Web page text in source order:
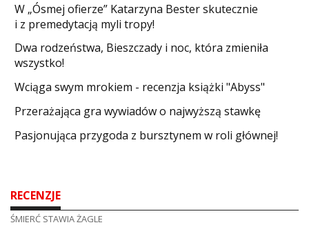
W „Ósmej ofierze” Katarzyna Bester skutecznie
i z premedytacją myli tropy!
Dwa rodzeństwa, Bieszczady i noc, która zmieniła
wszystko!
Wciąga swym mrokiem - recenzja książki "Abyss"
​Przerażająca gra wywiadów o najwyższą stawkę
Pasjonująca przygoda z bursztynem w roli głównej!
RECENZJE
ŚMIERĆ STAWIA ŻAGLE